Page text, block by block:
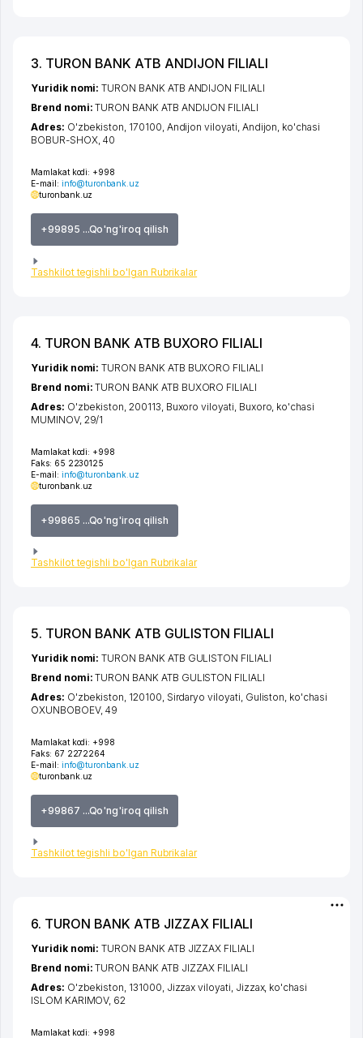
3. TURON BANK ATB ANDIJON FILIALI
Mamlakat kodi: +998
E-mail: info@turonbank.uz
turonbank.uz
+99895 ...Qo'ng'iroq qilish
Tashkilot tegishli bo'lgan Rubrikalar
Yuridik nomi:TURON BANK ATB ANDIJON FILIALI
Brend nomi:TURON BANK ATB ANDIJON FILIALI
Adres: O'zbekiston, 170100, Andijon viloyati, Andijon, ko'chasi
BOBUR-SHOX, 40
4. TURON BANK ATB BUXORO FILIALI
Mamlakat kodi: +998
Faks: 65 2230125
E-mail: info@turonbank.uz
turonbank.uz
+99865 ...Qo'ng'iroq qilish
Tashkilot tegishli bo'lgan Rubrikalar
Yuridik nomi:TURON BANK ATB BUXORO FILIALI
Brend nomi:TURON BANK ATB BUXORO FILIALI
Adres: O'zbekiston, 200113, Buxoro viloyati Buxoro ko'chasi
MUMINOV, 29/1
5. TURON BANK ATB GULISTON FILIALI
Mamlakat kodi: +998
Faks: 67 2272264
E-mail: info@turonbank.uz
turonbank.uz
+99867 ...Qo'ng'iroq qilish
Tashkilot tegishli bo'lgan Rubrikalar
Yuridik nomi:TURON BANK ATB GULISTON FILIALI
Brend nomi:TURON BANK ATB GULISTON FILIALI
Adres: O'zbekiston, 120100, Sirdaryo viloyati Guliston ko'chasi
OXUNBOBOEV, 49
6. TURON BANK ATB JIZZAX FILIALI
Mamlakat kodi: +998
Yuridik nomi:TURON BANK ATB JIZZAX FILIALI
Brend nomi:TURON BANK ATB JIZZAX FILIALI
Adres: O'zbekiston, 131000, Jizzax viloyati, Jizzax, ko'chasi
ISLOM KARIMOV, 62